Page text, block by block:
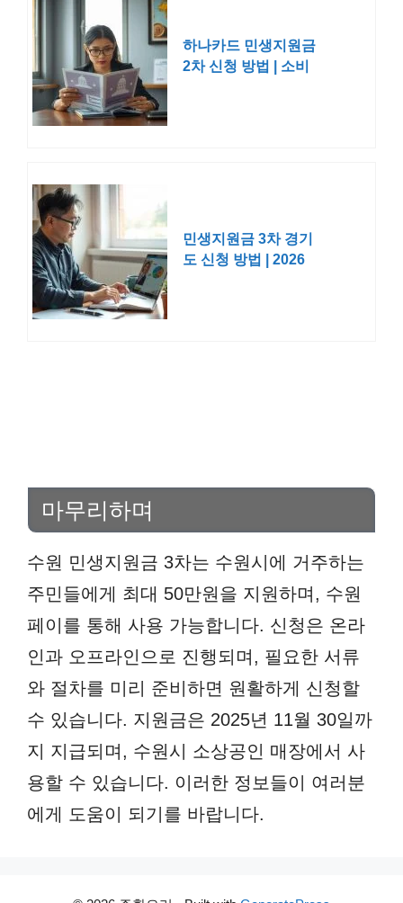
하나카드 민생지원금
2차 신청 방법 | 소비
민생지원금 3차 경기
도 신청 방법 | 2026
마무리하며
수원 민생지원금 3차는 수원시에 거주하는
주민들에게 최대 50만원을 지원하며, 수원
페이를 통해 사용 가능합니다. 신청은 온라
인과 오프라인으로 진행되며, 필요한 서류
와 절차를 미리 준비하면 원활하게 신청할
수 있습니다. 지원금은 2025년 11월 30일까
지 지급되며, 수원시 소상공인 매장에서 사
용할 수 있습니다. 이러한 정보들이 여러분
에게 도움이 되기를 바랍니다.